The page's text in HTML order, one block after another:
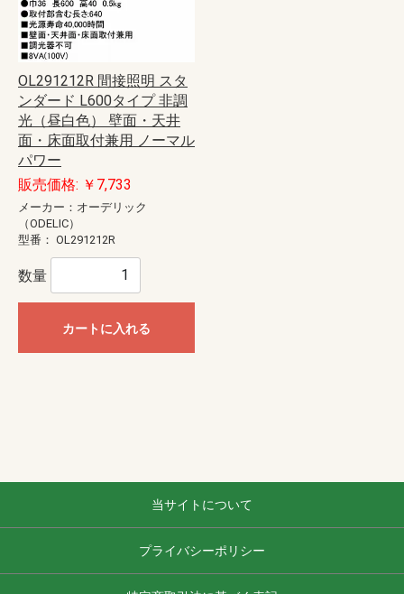
OL291212R 間接照明 スタ
ンダード L600タイプ 非調
光（昼白色） 壁面・天井
面・床面取付兼用 ノーマル
パワー
販売価格: ￥7,733
メーカー：オーデリック
（ODELIC）
型番： OL291212R
数量
カートに入れる
当サイトについて
プライバシーポリシー